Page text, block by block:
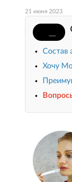
21 июня 2023
Состав
Хочу